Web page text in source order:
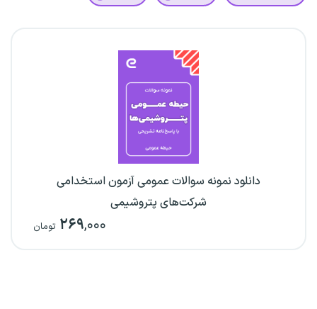
دانلود نمونه سوالات عمومی آزمون استخدامی
شرکت‌های پتروشیمی
۲۶۹,۰۰۰ تومان